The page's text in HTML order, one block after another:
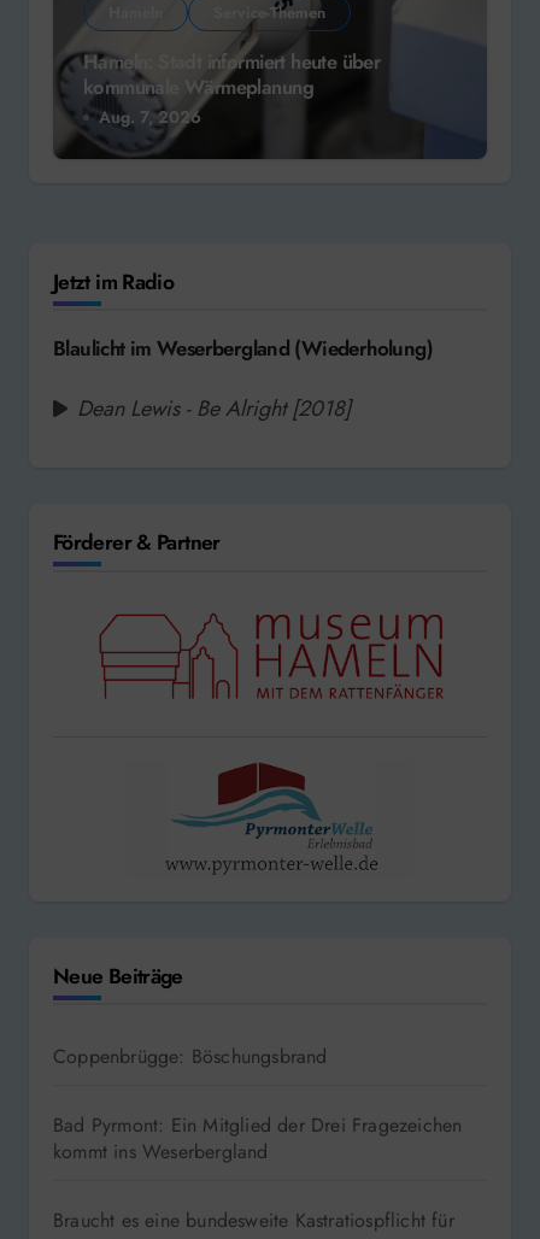
Service-Themen
Hameln: Stadt informiert heute über
kommunale Wärmeplanung
Aug. 7, 2026
Jetzt im Radio
Blaulicht im Weserbergland (Wiederholung)
Dean Lewis - Be Alright [2018]
Förderer & Partner
Neue Beiträge
Coppenbrügge: Böschungsbrand
Bad Pyrmont: Ein Mitglied der Drei Fragezeichen
kommt ins Weserbergland
Braucht es eine bundesweite Kastratiospflicht für